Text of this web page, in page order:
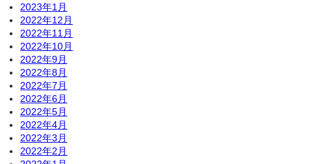
2023年1月
2022年12月
2022年11月
2022年10月
2022年9月
2022年8月
2022年7月
2022年6月
2022年5月
2022年4月
2022年3月
2022年2月